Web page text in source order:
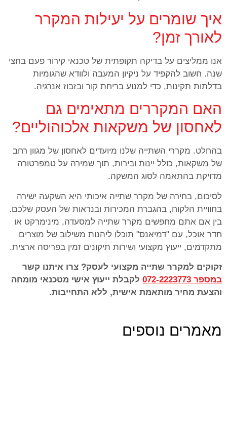
איך שומרים על יעילות המקרר
לאורך זמן?
אנו ממליצים על בדיקה תקופתית של טכנאי קירור פעם בחצי
שנה. חשוב להקפיד על ניקיון המעבה ולוודא שהגומיות
בדלתות תקינות, כדי למנוע בריחת קור ובזבוז אנרגיה.
האם המקררים מתאימים גם
לאחסון של משקאות אלכוהוליים?
בהחלט. מקררי השתייה שלנו מיועדים לאחסון של מגוון רחב
של משקאות, כולל יינות ובירות, תוך שמירה על טמפרטורה
מדויקת בהתאמה לסוג המשקה.
לסיכום, בחירה של מקרר שתייה איכותי היא השקעה ישירה
בחוויית הלקוח, בהגברת המכירות ובנראות של העסק שלכם.
בין אם אתם מחפשים מקרר שתייה למסעדה, מינימרקט או
חדר אוכל, עם "דמיאנס" תוכלו ליהנות משילוב של מוצרים
מתקדמים, ייעוץ מקצועי ושירות תיקונים זמין בפריסה ארצית.
זקוקים למקרר שתייה מקצועי לעסק? צרו איתנו קשר
במספר 072-2223773
לקבלת ייעוץ אישי מטכנאי מומחה
והצעת מחיר מותאמת אישית, ללא התחייבות.
מאמרים נוספים